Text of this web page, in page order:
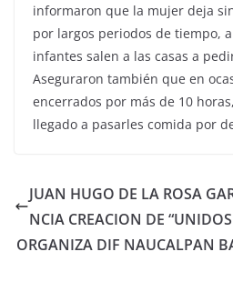
informaron que la mujer deja
por largos periodos de tiempo,
infantes salen a las casas a
Aseguraron también que en
encerrados por más de 10
llegado a pasarles comida por
JUAN HUGO DE LA ROSA
NCIA CREACION DE
ORGANIZA DIF NAUCALPAN